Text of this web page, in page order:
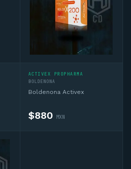
ACTIVEX PROPHARMA
BOLDENONA
Boldenona Activex
$880 MXN
humano si lo necesitas
virtual de Complementos
sobre
sustancias, ciclos
te conecto